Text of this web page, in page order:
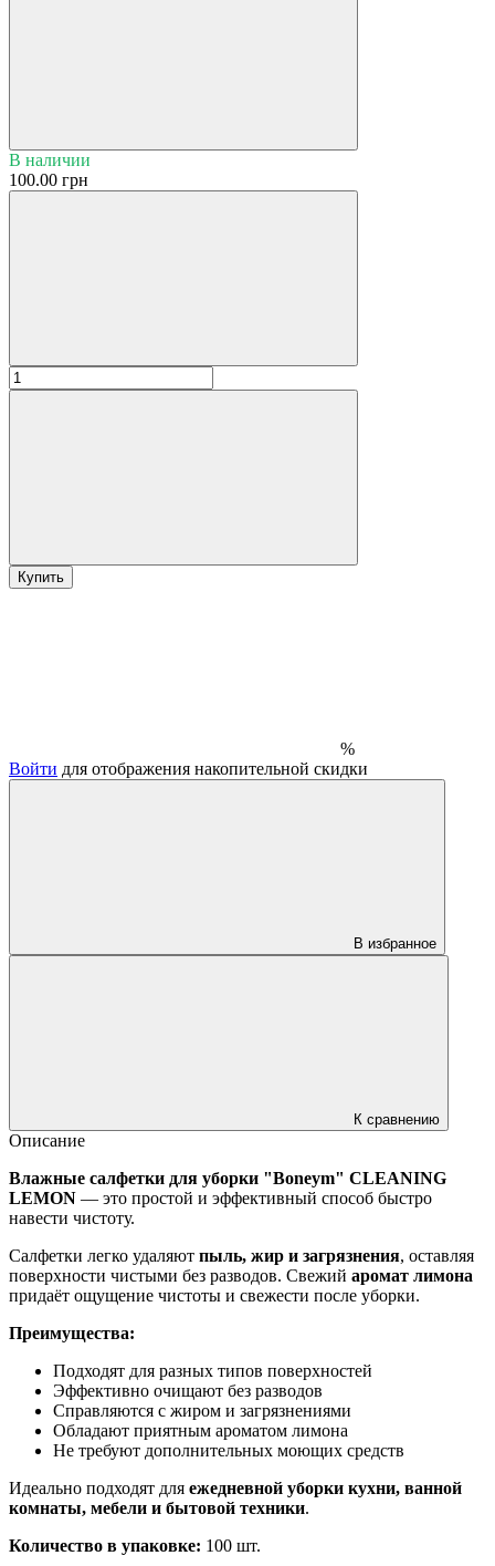
В наличии
100.00 грн
Купить
%
Войти для отображения накопительной скидки
В избранное
К сравнению
Описание
Влажные салфетки для уборки "Boneym" CLEANING
LEMON — это простой и эффективный способ быстро
навести чистоту.
Салфетки легко удаляют пыль, жир и загрязнения, оставляя
поверхности чистыми без разводов. Свежий аромат лимона
придаёт ощущение чистоты и свежести после уборки.
Преимущества:
Подходят для разных типов поверхностей
Эффективно очищают без разводов
Справляются с жиром и загрязнениями
Обладают приятным ароматом лимона
Не требуют дополнительных моющих средств
Идеально подходят для ежедневной уборки кухни, ванной
комнаты, мебели и бытовой техники.
Количество в упаковке: 100 шт.